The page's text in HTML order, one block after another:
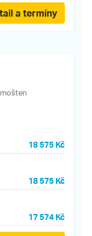
a termíny
18 575 Kč
18 575 Kč
17 574 Kč